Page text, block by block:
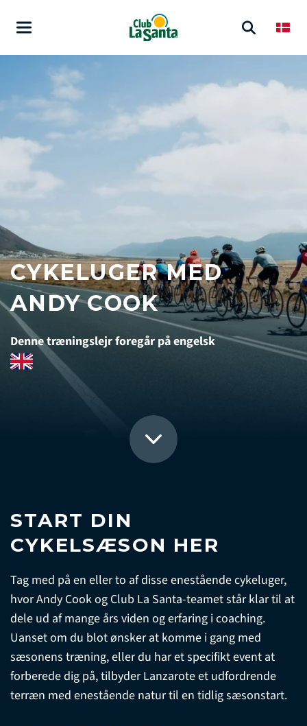
CYKELUGER MED
ANDY COOK
Denne træningslejr foregår på engelsk
START DIN
CYKELSÆSON HER
Tag med på en eller to af disse enestående cykeluger,
hvor Andy Cook og Club La Santa-teamet står klar til at
dele ud af mange års viden og erfaring i coaching.
Uanset om du blot ønsker at komme i gang med
sæsonens træning, eller du har et specifikt event at
forberede dig på, tilbyder Lanzarote et udfordrende
terræn med enestående natur til en tidlig sæsonstart.